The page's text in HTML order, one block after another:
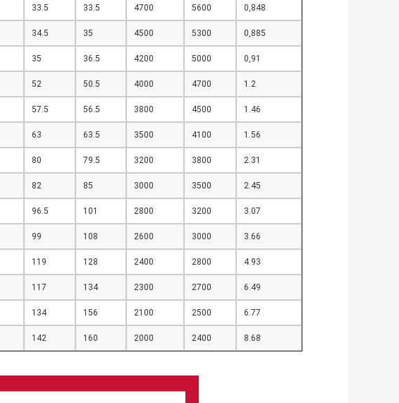
33.5 33.5 4700 5600 0,848
34.5 35 4500 5300 0,885
35 36.5 4200 5000 0,91
52 50.5 4000 4700 1.2
57.5 56.5 3800 4500 1.46
63 63.5 3500 4100 1.56
80 79.5 3200 3800 2.31
82 85 3000 3500 2.45
96.5 101 2800 3200 3.07
99 108 2600 3000 3.66
119 128 2400 2800 4.93
117 134 2300 2700 6.49
134 156 2100 2500 6.77
142 160 2000 2400 8.68